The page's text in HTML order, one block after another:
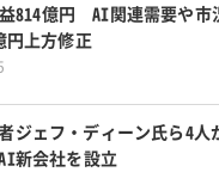
益814億円 AI関連需要や市
円上方修正
ジェフ・ディーン氏ら4人
新会社を設立